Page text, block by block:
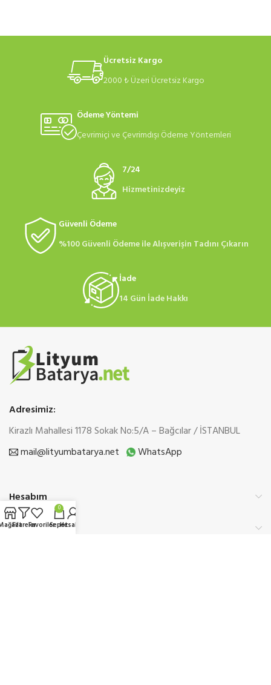
Ücretsiz Kargo
2000 ₺ Üzeri Ücretsiz Kargo
Ödeme Yöntemi
Çevrimiçi ve Çevrimdışı Ödeme Yöntemleri
7/24
Hizmetinizdeyiz
Güvenli Ödeme
%100 Güvenli Ödeme ile Alışverişin Tadını Çıkarın
İade
14 Gün İade Hakkı
Adresimiz:
Kirazlı Mahallesi 1178 Sokak No:5/A – Bağcılar / İSTANBUL
mail@lityumbatarya.net
WhatsApp
Hesabım
Kurumsal
FiltrelerFavoriler
0
SepetHesabım